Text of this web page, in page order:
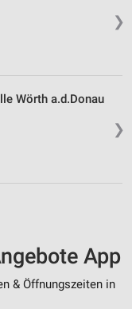
❯
❯
Wörth a.d.Donau
App
& Öffnungszeiten in